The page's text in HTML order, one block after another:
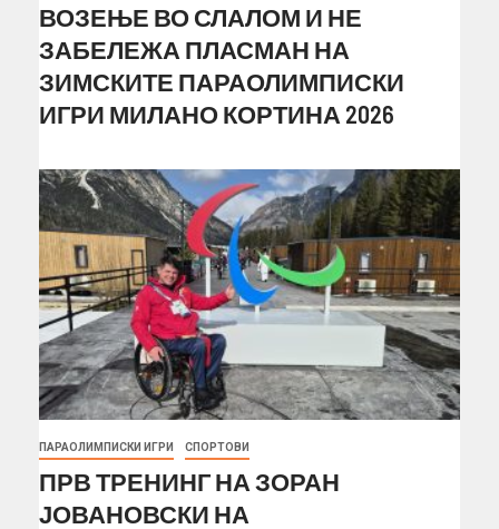
ВОЗЕЊЕ ВО СЛАЛОМ И НЕ
ЗАБЕЛЕЖА ПЛАСМАН НА
ЗИМСКИТЕ ПАРАОЛИМПИСКИ
ИГРИ МИЛАНО КОРТИНА 2026
ПАРАОЛИМПИСКИ ИГРИ СПОРТОВИ
ПРВ ТРЕНИНГ НА ЗОРАН
ЈОВАНОВСКИ НА